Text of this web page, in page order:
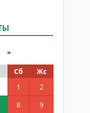
»
Сб
Жс
1
2
8
9